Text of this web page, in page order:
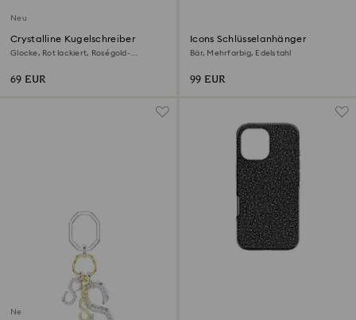
Neu
Crystalline Kugelschreiber
Glocke, Rot lackiert, Roségold-
69 EUR
Icons Schlüsselanhänger
Bär, Mehrfarbig, Edelstahl
99 EUR
Neu